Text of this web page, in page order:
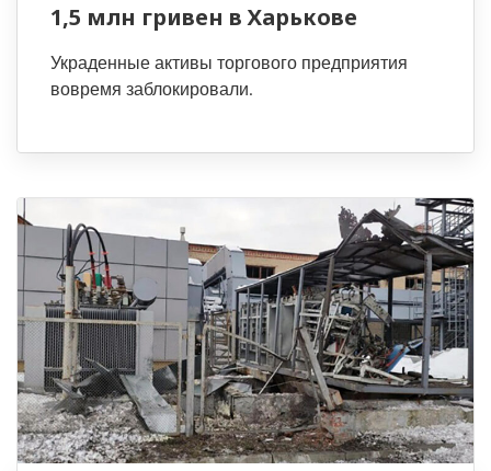
1,5 млн гривен в Харькове
Украденные активы торгового предприятия
вовремя заблокировали.